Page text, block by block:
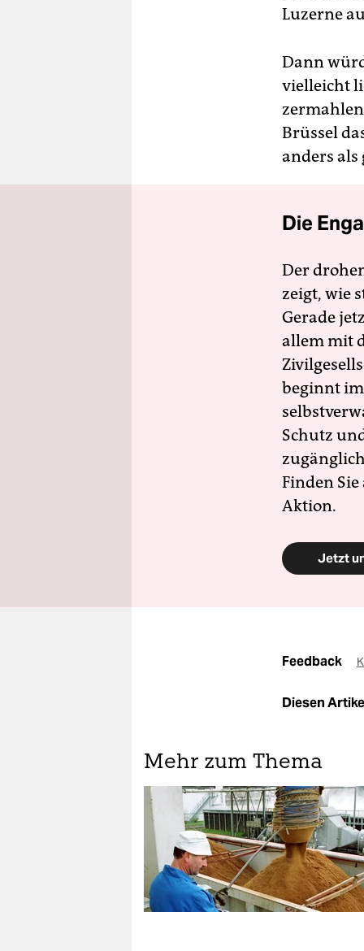
Luzerne
Dann
vielleicht
Brüssel
anders als
Die
Der
zeigt, wie
Gerade
allem mit
beginnt
Schutz
Finden
Aktion.
Jetzt
Feedback
Diesen
Mehr zum Thema